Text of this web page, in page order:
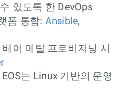
있도록 한 DevOps
폼 통합: Ansible,
어 메탈 프로비저닝 시
는 Linux 기반의 운영